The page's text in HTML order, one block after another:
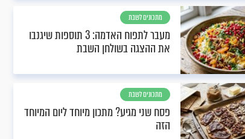
מתכונים לשבת
מעבר לתפוח האדמה: 3 תוספות שיגנבו
את ההצגה בשולחן השבת
מתכונים לשבת
פסח שני מגיע? מתכון מיוחד ליום המיוחד
הזה